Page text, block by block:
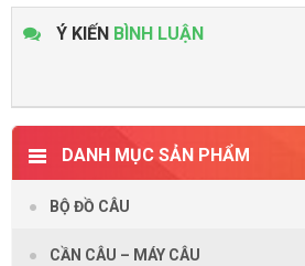
Ý KIẾN BÌNH LUẬN
DANH MỤC SẢN PHẨM
BỘ ĐỒ CÂU
CẦN CÂU – MÁY CÂU